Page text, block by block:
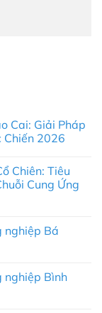
Cai: Giải Pháp
Chiến 2026
Chiên: Tiêu
Cung Ứng
nghiệp Bá
nghiệp Bình